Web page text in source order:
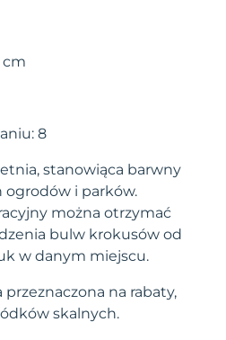
cm
8
stanowiąca barwny
i parków.
można otrzymać
bulw krokusów od
w danym miejscu.
przeznaczona na rabaty,
skalnych.